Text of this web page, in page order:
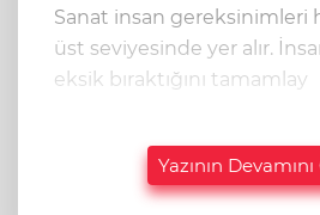
Sanat insan gereksinimleri
üst seviyesinde yer alır.
eksik bıraktığını tamamlay
Yazının